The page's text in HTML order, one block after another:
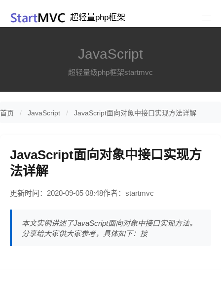
超轻量php框架
JavaScript
超轻量级php框架startmvc
首页 JavaScript JavaScript面向对象中接口实现方法详解
JavaScript面向对象中接口实现方
法详解
更新时间：2020-09-05 08:48作者：startmvc
本文实例讲述了JavaScript面向对象中接口实现方法。
分享给大家供大家参考，具体如下：接